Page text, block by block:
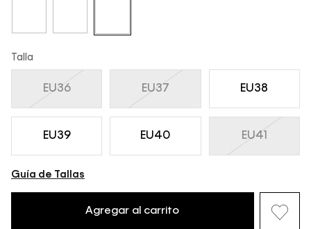
Talla
EU36 EU37 EU38
EU39 EU40 EU41
Guía de Tallas
Agregar al carrito